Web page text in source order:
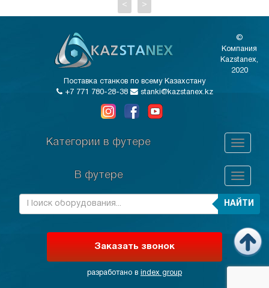
< >
©
Компания
Kazstanex,
2020
Поставка станков по всему Казахстану
+7 771 780-28-38
stanki@kazstanex.kz
Категории в футере
В футере
НАЙТИ
Заказать звонок
разработано в index group